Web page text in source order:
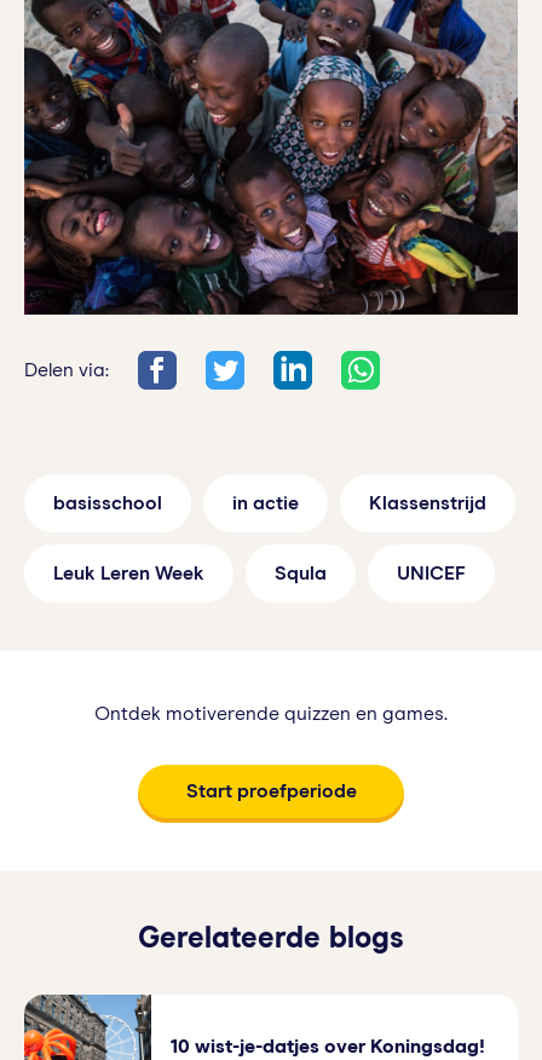
Delen via:
basisschool in actie Klassenstrijd
Leuk Leren Week Squla UNICEF
Ontdek motiverende quizzen en games.
Start proefperiode
Gerelateerde blogs
10 wist-je-datjes over Koningsdag!